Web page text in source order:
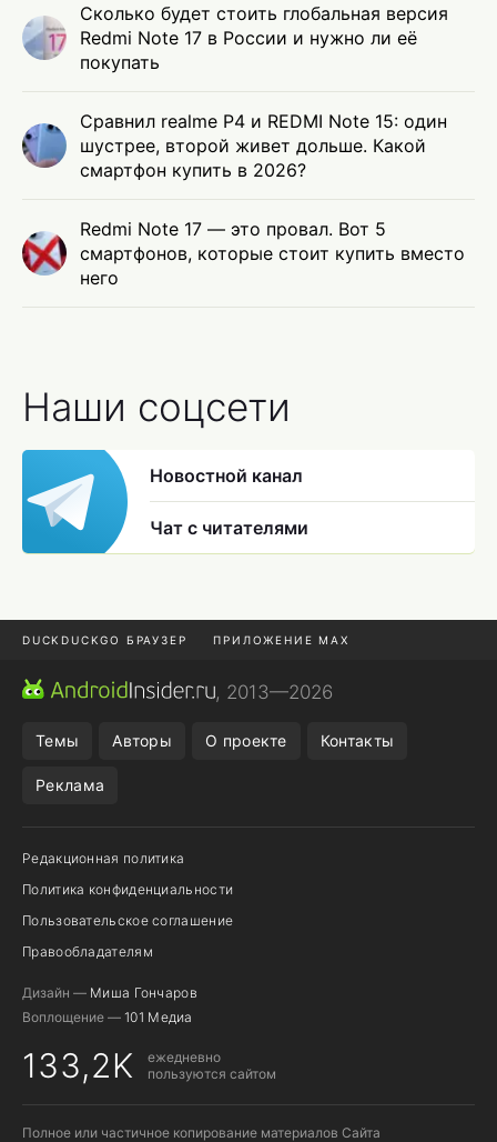
Сколько будет стоить глобальная версия
Redmi Note 17 в России и нужно ли её
покупать
Сравнил realme P4 и REDMI Note 15: один
шустрее, второй живет дольше. Какой
смартфон купить в 2026?
Redmi Note 17 — это провал. Вот 5
смартфонов, которые стоит купить вместо
него
Наши соцсети
Новостной канал
Чат с читателями
DUCKDUCKGO БРАУЗЕР ПРИЛОЖЕНИЕ MAX
ПРИЛОЖЕНИЯ ANDROID
, 2013—2026
Темы Авторы О проекте Контакты
Реклама
Редакционная политика
Политика конфиденциальности
Пользовательское соглашение
Правообладателям
Дизайн — Миша Гончаров
Воплощение — 101 Медиа
133,2K
ежедневно
пользуются сайтом
Полное или частичное копирование материалов Сайта